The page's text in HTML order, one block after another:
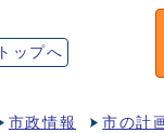
トップへ
市政情報 市の計